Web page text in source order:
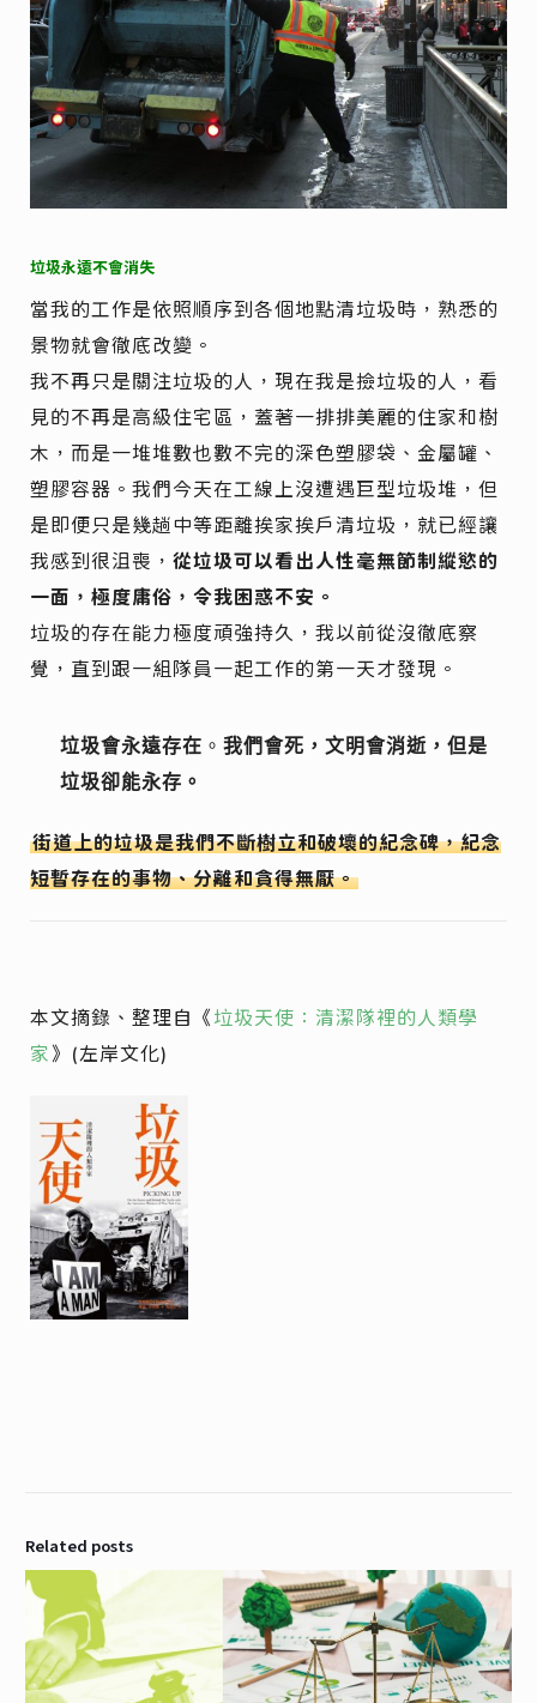
垃圾永遠不會消失
當我的工作是依照順序到各個地點清垃圾時，熟悉的
景物就會徹底改變。
我不再只是關注垃圾的人，現在我是撿垃圾的人，看
見的不再是高級住宅區，蓋著一排排美麗的住家和樹
木，而是一堆堆數也數不完的深色塑膠袋、金屬罐、
塑膠容器。我們今天在工線上沒遭遇巨型垃圾堆，但
是即便只是幾趟中等距離挨家挨戶清垃圾，就已經讓
我感到很沮喪，從垃圾可以看出人性毫無節制縱慾的
一面，極度庸俗，令我困惑不安。
垃圾的存在能力極度頑強持久，我以前從沒徹底察
覺，直到跟一組隊員一起工作的第一天才發現。
垃圾會永遠存在 。我們會死，文明會消逝，但是
垃圾卻能永存。
街道上的垃圾是我們不斷樹立和破壞的紀念碑，紀念
短暫存在的事物、分離和貪得無厭。
本文摘錄、整理自《 垃圾天使：清潔隊裡的人類學
家 》(左岸文化)
Related posts